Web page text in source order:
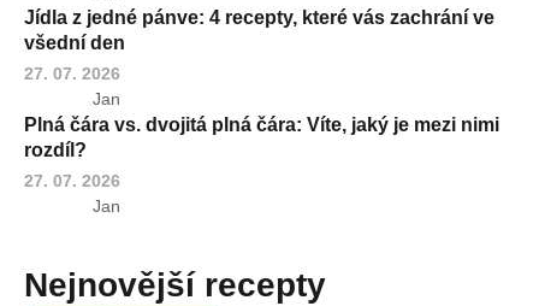
Jídla z jedné pánve: 4 recepty, které vás zachrání ve
všední den
27. 07. 2026
Jan
Plná čára vs. dvojitá plná čára: Víte, jaký je mezi nimi
rozdíl?
27. 07. 2026
Jan
Nejnovější recepty